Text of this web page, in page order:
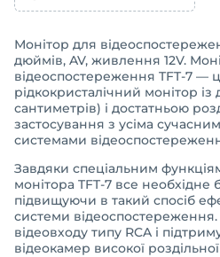
Монітор для
дюймів, AV, живлення 12V.
відеоспостереження TFT-7 —
рідкокристалічний монітор із
сантиметрів) і достатньою
застосування з усіма
системами
Завдяки спеціальним
монітора TFT-7 все необхідне
підвищуючи в такий спосіб
системи відеоспостереження.
відеовходу типу RCA і
відеокамер високої роздільної